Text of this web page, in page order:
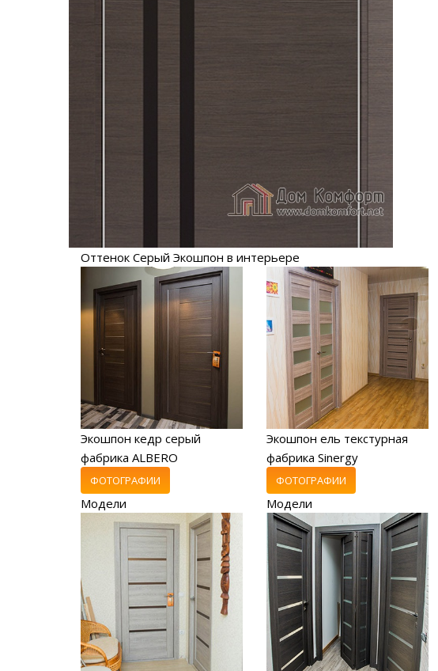
Оттенок Серый Экошпон в интерьере
Экошпон кедр серый
фабрика ALBERO
ФОТОГРАФИИ
Модели
Экошпон ель текстурная
фабрика Sinergy
ФОТОГРАФИИ
Модели